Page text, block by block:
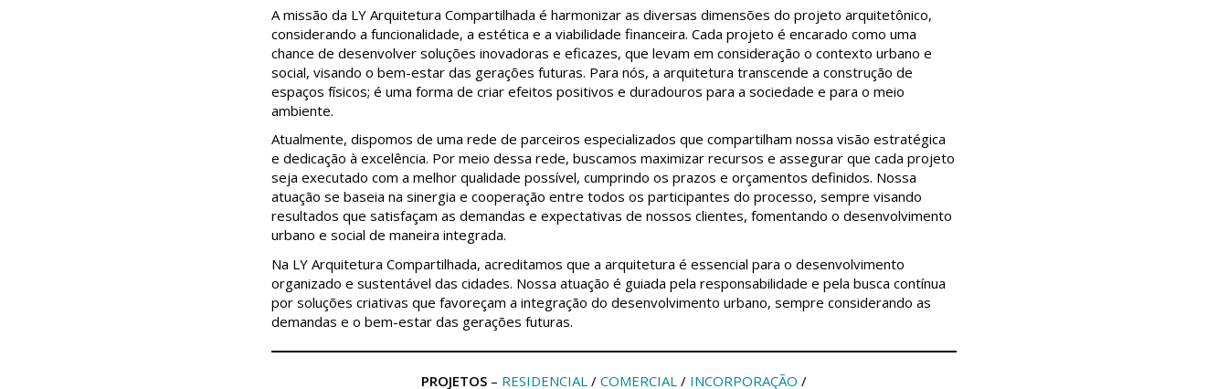
A missão da LY Arquitetura Compartilhada é harmonizar as diversas dimensões do projeto arquitetônico,
considerando a funcionalidade, a estética e a viabilidade financeira. Cada projeto é encarado como uma
chance de desenvolver soluções inovadoras e eficazes, que levam em consideração o contexto urbano e
social, visando o bem-estar das gerações futuras. Para nós, a arquitetura transcende a construção de
espaços físicos; é uma forma de criar efeitos positivos e duradouros para a sociedade e para o meio
ambiente.
Atualmente, dispomos de uma rede de parceiros especializados que compartilham nossa visão estratégica
e dedicação à excelência. Por meio dessa rede, buscamos maximizar recursos e assegurar que cada projeto
seja executado com a melhor qualidade possível, cumprindo os prazos e orçamentos definidos. Nossa
atuação se baseia na sinergia e cooperação entre todos os participantes do processo, sempre visando
resultados que satisfaçam as demandas e expectativas de nossos clientes, fomentando o desenvolvimento
urbano e social de maneira integrada.
Na LY Arquitetura Compartilhada, acreditamos que a arquitetura é essencial para o desenvolvimento
organizado e sustentável das cidades. Nossa atuação é guiada pela responsabilidade e pela busca contínua
por soluções criativas que favoreçam a integração do desenvolvimento urbano, sempre considerando as
demandas e o bem-estar das gerações futuras.
PROJETOS – RESIDENCIAL / COMERCIAL / INCORPORAÇÃO /